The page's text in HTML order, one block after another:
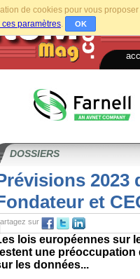
de cookies pour vous
ces paramètres. OK
DOSSIERS
2023
et
sur
lois européennes sur
une
les données...